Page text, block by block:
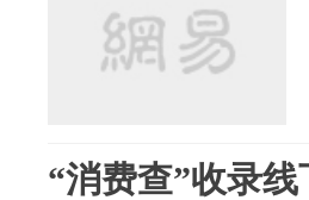
“消费查”收录